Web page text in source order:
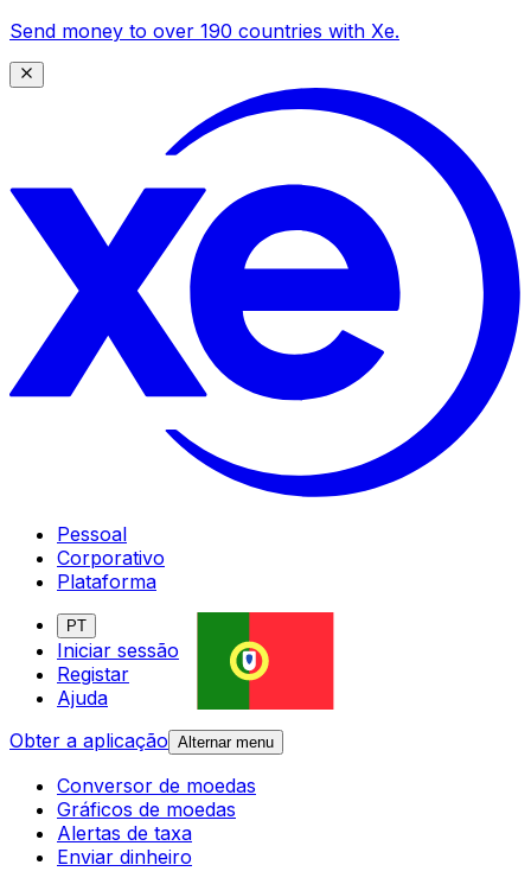
Send money to over 190 countries with Xe.
Pessoal
Corporativo
Plataforma
PT
Iniciar sessão
Registar
Ajuda
Obter a aplicação Alternar menu
Conversor de moedas
Gráficos de moedas
Alertas de taxa
Enviar dinheiro